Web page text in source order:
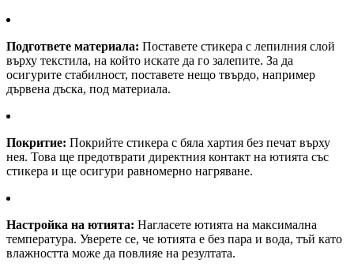
Подгответе материала: Поставете стикера с лепилния слой
върху текстила, на който искате да го залепите. За да
осигурите стабилност, поставете нещо твърдо, например
дървена дъска, под материала.
Покритие: Покрийте стикера с бяла хартия без печат върху
нея. Това ще предотврати директния контакт на ютията със
стикера и ще осигури равномерно нагряване.
Настройка на ютията: Нагласете ютията на максимална
температура. Уверете се, че ютията е без пара и вода, тъй като
влажността може да повлияе на резултата.